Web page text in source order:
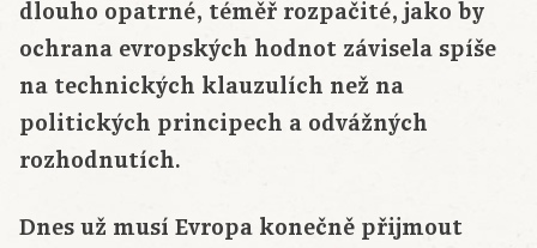
dlouho opatrné, téměř rozpačité, jako by
ochrana evropských hodnot závisela spíše
na technických klauzulích než na
politických principech a odvážných
rozhodnutích.
Dnes už musí Evropa konečně přijmout